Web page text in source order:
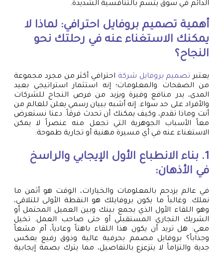
الدائم في سوق يتسم بالتنافسية الشديدة.
أهمية تصميم بروفايل احترافي: لماذا لا
يمكنك الاستغناء عنه في رحلتك نحو
النجاح؟
يعتبر تصميم بروفايل شركة احترافي أكثر من مجرد مجموعة
من الصفحات والمعلومات؛ إنه استثمار استراتيجي بعيد
المدى، يدر منافع وفيرة ويزيد من فرص النجاح للشركات
والأفراد على حد سواء. إنه أشبه ببيان رسمي يعلن للعالم من
أنت وماذا تقدم، وكيف يمكنك أن تحدث فرقاً. دعنا نستعرض
معاً الأسباب الجوهرية التي تجعل منه عنصراً لا يمكن
الاستغناء عنه في أي مسيرة مهنية أو تجارية طموحة:
1. بناء الانطباع الأول الإيجابي والراسخ
في الأذهان:
في عالم يزدحم بالمعلومات والخيارات، الوقت هو أثمن ما
نملك. وغالباً ما يكون بروفايلك هو النقطة الأولى للتلاقي،
وهو اللقاء الأول الذي يجمع بينك وبين العميل المحتمل أو
الشريك التجاري المستقبلي أو حتى صاحب العمل. تخيل
معي: هل تريد أن يكون هذا اللقاء باهتاً وعادياً، أم مشعاً
وجذاباً؟ بروفايل مصمم بحرفية عالية وذوق رفيع يعكس
جدية والتزاماً لا يتزعزع بالتفاصيل، مما يترك بصمة إيجابية